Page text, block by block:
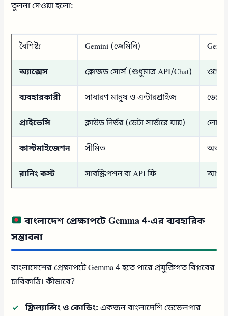
তুলনা দেওয়া হলো:
বৈশিষ্ট্য Gemini (জেমিনি)
অ্যাক্সেস ক্লোজড সোর্স (শুধুমাত্র API/Chat) ওপেন
ব্যবহারকারী সাধারণ মানুষ ও এন্টারপ্রাইজ
প্রাইভেসি ক্লাউড নির্ভর (ডেটা সার্ভারে যায়)
কাস্টমাইজেশন সীমিত
রানিং কস্ট সাবস্ক্রিপশন বা API ফি
বাংলাদেশ প্রেক্ষাপটে Gemma 4-এর ব্যবহারিক
সম্ভাবনা
বাংলাদেশের প্রেক্ষাপটে Gemma 4 হতে পারে প্রযুক্তিগত বিপ্লবের
চাবিকাঠি। কীভাবে?
ফ্রিল্যান্সিং ও কোডিং: একজন বাংলাদেশি ডেভেলপার